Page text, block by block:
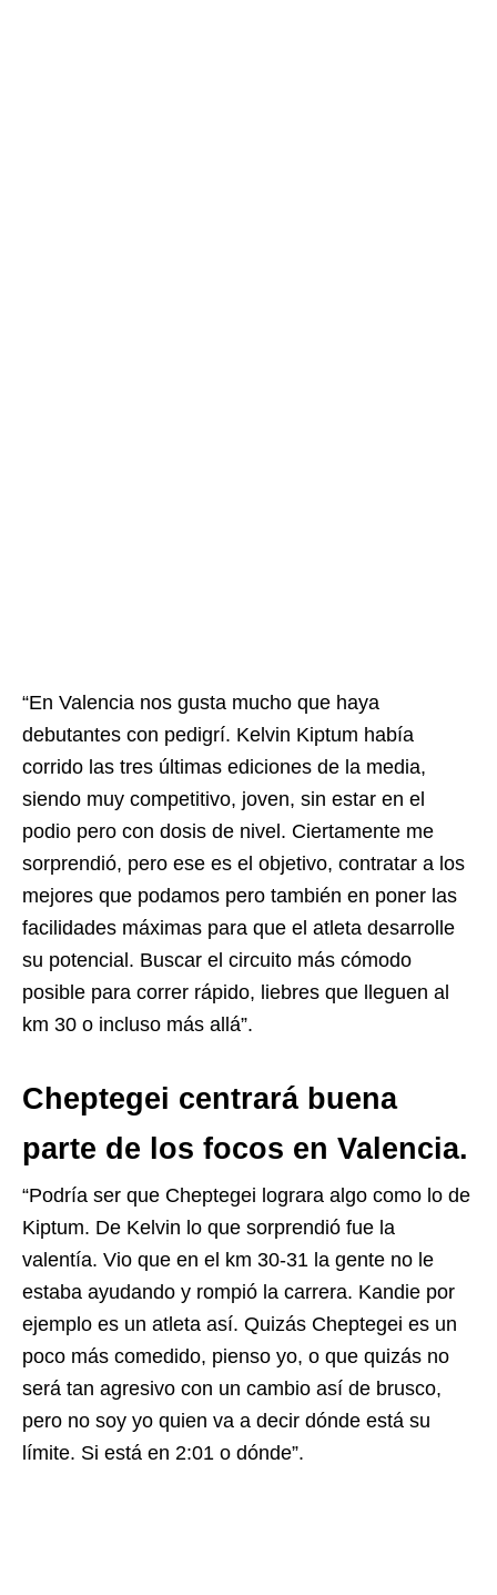
“En Valencia nos gusta mucho que haya
debutantes con pedigrí. Kelvin Kiptum había
corrido las tres últimas ediciones de la media,
siendo muy competitivo, joven, sin estar en el
podio pero con dosis de nivel. Ciertamente me
sorprendió, pero ese es el objetivo, contratar a los
mejores que podamos pero también en poner las
facilidades máximas para que el atleta desarrolle
su potencial. Buscar el circuito más cómodo
posible para correr rápido, liebres que lleguen al
km 30 o incluso más allá”.
Cheptegei centrará buena
parte de los focos en Valencia.
“Podría ser que Cheptegei lograra algo como lo de
Kiptum. De Kelvin lo que sorprendió fue la
valentía. Vio que en el km 30-31 la gente no le
estaba ayudando y rompió la carrera. Kandie por
ejemplo es un atleta así. Quizás Cheptegei es un
poco más comedido, pienso yo, o que quizás no
será tan agresivo con un cambio así de brusco,
pero no soy yo quien va a decir dónde está su
límite. Si está en 2:01 o dónde”.